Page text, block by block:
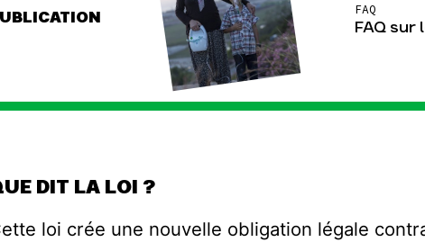
FAQ
FAQ
DIT LA LOI ?
loi crée une nouvelle obligation légale